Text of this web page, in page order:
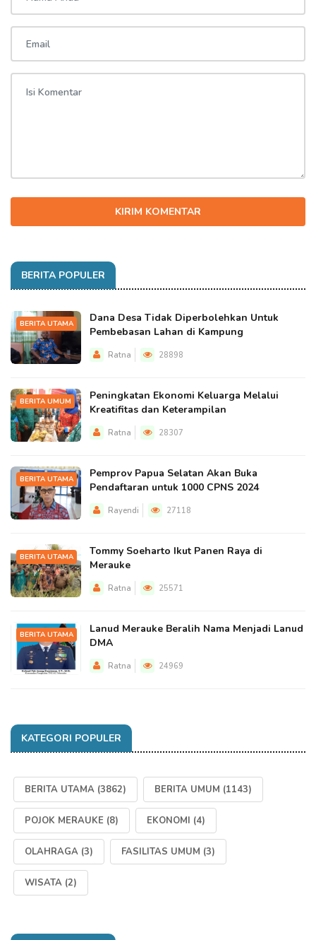
KIRIM KOMENTAR
BERITA POPULER
BERITA UTAMA
Dana Desa Tidak Diperbolehkan Untuk
Pembebasan Lahan di Kampung
Ratna 28898
BERITA UMUM
Peningkatan Ekonomi Keluarga Melalui
Kreatifitas dan Keterampilan
Ratna 28307
BERITA UTAMA
Pemprov Papua Selatan Akan Buka
Pendaftaran untuk 1000 CPNS 2024
Rayendi 27118
BERITA UTAMA
Tommy Soeharto Ikut Panen Raya di
Merauke
Ratna 25571
BERITA UTAMA
Lanud Merauke Beralih Nama Menjadi Lanud
DMA
Ratna 24969
KATEGORI POPULER
BERITA UTAMA (3862) BERITA UMUM (1143)
POJOK MERAUKE (8) EKONOMI (4)
OLAHRAGA (3) FASILITAS UMUM (3)
WISATA (2)